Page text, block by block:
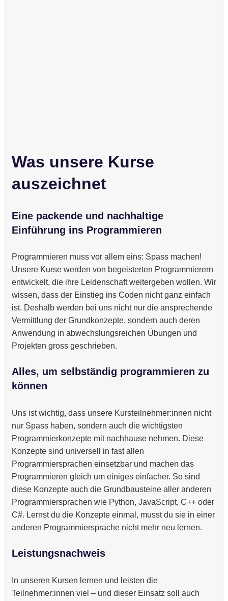
Was unsere Kurse
auszeichnet
Eine packende und nachhaltige
Einführung ins Programmieren
Programmieren muss vor allem eins: Spass machen!
Unsere Kurse werden von begeisterten Programmierern
entwickelt, die ihre Leidenschaft weitergeben wollen. Wir
wissen, dass der Einstieg ins Coden nicht ganz einfach
ist. Deshalb werden bei uns nicht nur die ansprechende
Vermittlung der Grundkonzepte, sondern auch deren
Anwendung in abwechslungsreichen Übungen und
Projekten gross geschrieben.
Alles, um selbständig programmieren zu
können
Uns ist wichtig, dass unsere Kursteilnehmer:innen nicht
nur Spass haben, sondern auch die wichtigsten
Programmierkonzepte mit nachhause nehmen. Diese
Konzepte sind universell in fast allen
Programmiersprachen einsetzbar und machen das
Programmieren gleich um einiges einfacher. So sind
diese Konzepte auch die Grundbausteine aller anderen
Programmiersprachen wie Python, JavaScript, C++ oder
C#. Lernst du die Konzepte einmal, musst du sie in einer
anderen Programmiersprache nicht mehr neu lernen.
Leistungsnachweis
In unseren Kursen lernen und leisten die
Teilnehmer:innen viel – und dieser Einsatz soll auch